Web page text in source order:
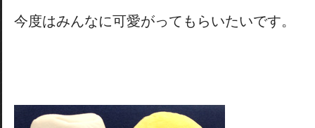
今度はみんなに可愛がってもらいたいです。